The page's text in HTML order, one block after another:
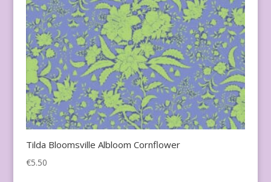
Tilda Bloomsville Albloom Cornflower
€5.50